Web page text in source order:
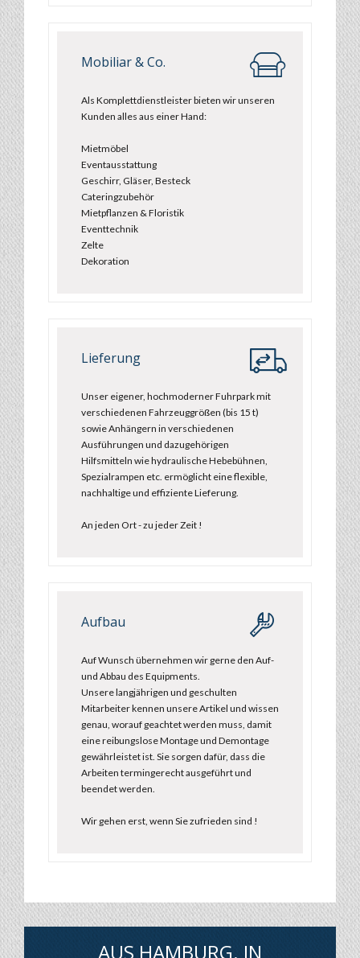
Mobiliar & Co.
Als Komplettdienstleister bieten wir unseren
Kunden alles aus einer Hand:
Mietmöbel
Eventausstattung
Geschirr, Gläser, Besteck
Cateringzubehör
Mietpflanzen & Floristik
Eventtechnik
Zelte
Dekoration
Lieferung
Unser eigener, hochmoderner Fuhrpark mit
verschiedenen Fahrzeuggrößen (bis 15 t)
sowie Anhängern in verschiedenen
Ausführungen und dazugehörigen
Hilfsmitteln wie hydraulische Hebebühnen,
Spezialrampen etc. ermöglicht eine flexible,
nachhaltige und effiziente Lieferung.
An jeden Ort - zu jeder Zeit !
Aufbau
Auf Wunsch übernehmen wir gerne den Auf-
und Abbau des Equipments.
Unsere langjährigen und geschulten
Mitarbeiter kennen unsere Artikel und wissen
genau, worauf geachtet werden muss, damit
eine reibungslose Montage und Demontage
gewährleistet ist. Sie sorgen dafür, dass die
Arbeiten termingerecht ausgeführt und
beendet werden.
Wir gehen erst, wenn Sie zufrieden sind !
AUS HAMBURG. IN